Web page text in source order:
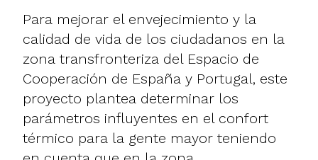
Para mejorar el envejecimiento y la
calidad de vida de los ciudadanos en la
zona transfronteriza del Espacio de
Cooperación de España y Portugal, este
proyecto plantea determinar los
parámetros influyentes en el confort
térmico para la gente mayor teniendo